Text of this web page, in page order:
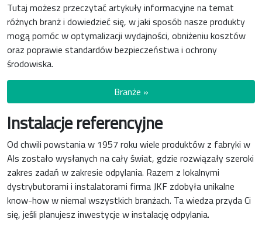
Tutaj możesz przeczytać artykuły informacyjne na temat
różnych branż i dowiedzieć się, w jaki sposób nasze produkty
mogą pomóc w optymalizacji wydajności, obniżeniu kosztów
oraz poprawie standardów bezpieczeństwa i ochrony
środowiska.
Branże »
Instalacje referencyjne
Od chwili powstania w 1957 roku wiele produktów z fabryki w
Als zostało wysłanych na cały świat, gdzie rozwiązały szeroki
zakres zadań w zakresie odpylania. Razem z lokalnymi
dystrybutorami i instalatorami firma JKF zdobyła unikalne
know-how w niemal wszystkich branżach. Ta wiedza przyda Ci
się, jeśli planujesz inwestycje w instalację odpylania.